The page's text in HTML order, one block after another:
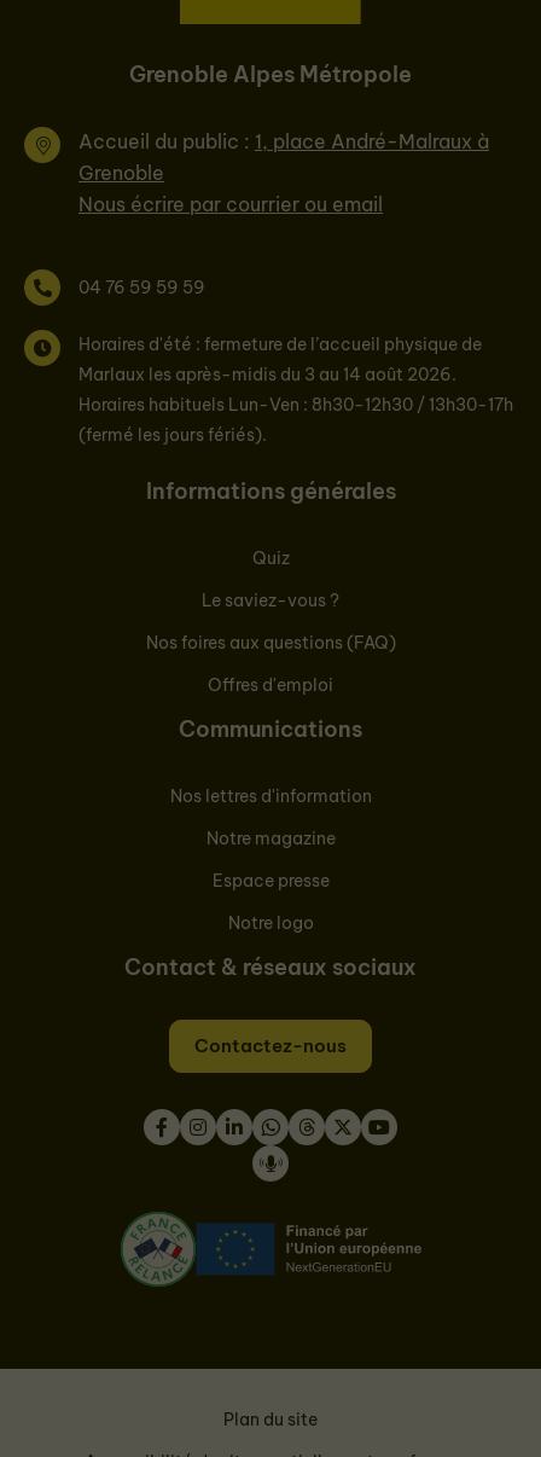
Grenoble Alpes Métropole
Accueil du public : 1, place André-Malraux à
Grenoble
Nous écrire par courrier ou email
04 76 59 59 59
Horaires d'été : fermeture de l’accueil physique de
Marlaux les après-midis du 3 au 14 août 2026.
Horaires habituels Lun-Ven : 8h30-12h30 / 13h30-17h
(fermé les jours fériés).
Informations générales
Quiz
Le saviez-vous ?
Nos foires aux questions (FAQ)
Offres d'emploi
Communications
Nos lettres d'information
Notre magazine
Espace presse
Notre logo
Contact & réseaux sociaux
Contactez-nous
Instagram
LinkedInWhatsApp
Plan du site